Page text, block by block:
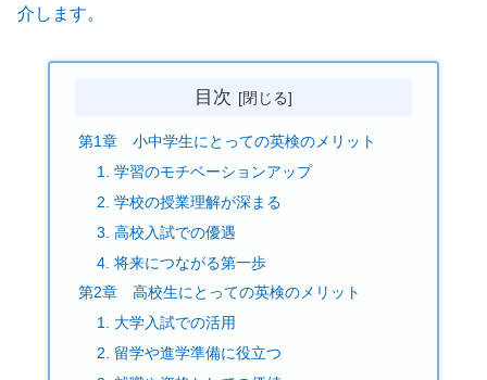
介します。
目次
第1章 小中学生にとっての英検のメリット
1. 学習のモチベーションアップ
2. 学校の授業理解が深まる
3. 高校入試での優遇
4. 将来につながる第一歩
第2章 高校生にとっての英検のメリット
1. 大学入試での活用
2. 留学や進学準備に役立つ